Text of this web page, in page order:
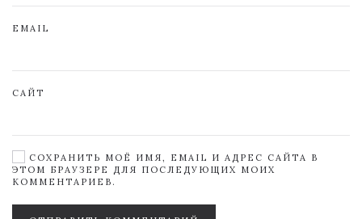
EMAIL
САЙТ
СОХРАНИТЬ МОЁ ИМЯ, EMAIL И АДРЕС САЙТА В
ЭТОМ БРАУЗЕРЕ ДЛЯ ПОСЛЕДУЮЩИХ МОИХ
КОММЕНТАРИЕВ.